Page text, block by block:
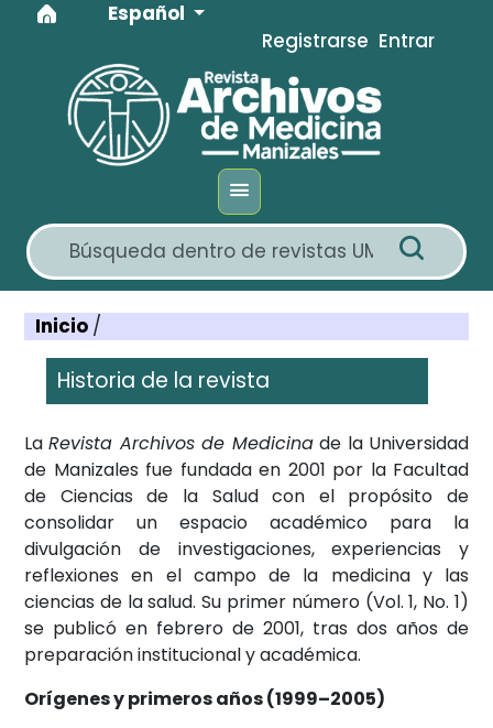
Ir al menú de navegación principal
Ir al contenido principal
Ir al pie de página del sitio
Idioma
Español
Registrarse Entrar
Inicio /
Historia de la revista
LaRevista Archivos de Medicinade la Universidad
de Manizales fue fundada en 2001 por la Facultad
de Ciencias de la Salud con el propósito de
consolidar un espacio académico para la
divulgación de investigaciones, experiencias y
reflexiones en el campo de la medicina y las
ciencias de la salud. Su primer número (Vol. 1, No. 1)
se publicó en febrero de 2001, tras dos años de
preparación institucional y académica.
Orígenes y primeros años (1999–2005)